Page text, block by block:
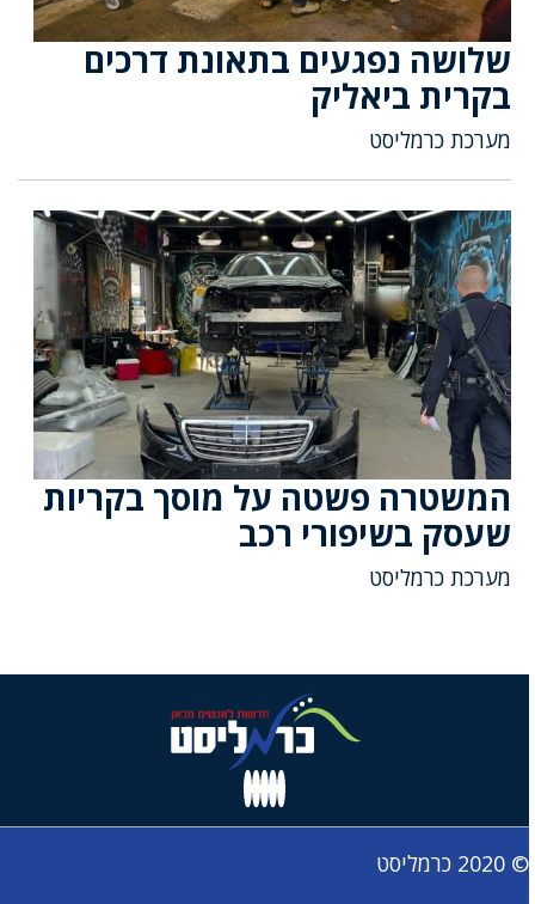
שלושה נפגעים בתאונת דרכים
בקרית ביאליק
מערכת כרמליסט
המשטרה פשטה על מוסך בקריות
שעסק בשיפורי רכב
מערכת כרמליסט
© 2020 כרמליסט